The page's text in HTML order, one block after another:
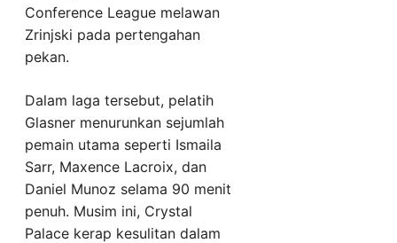
Conference League melawan
Zrinjski pada pertengahan
pekan.
Dalam laga tersebut, pelatih
Glasner menurunkan sejumlah
pemain utama seperti Ismaila
Sarr, Maxence Lacroix, dan
Daniel Munoz selama 90 menit
penuh. Musim ini, Crystal
Palace kerap kesulitan dalam